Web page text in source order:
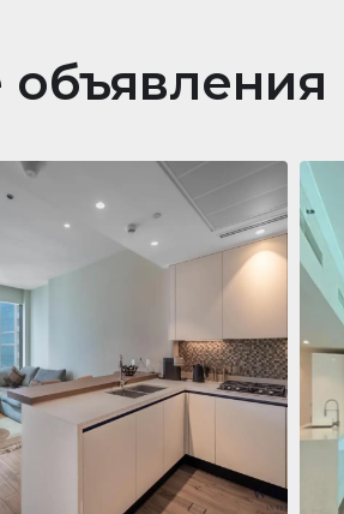
688 011 $
Living Marina Gate
Living Marina Gate, Marina
Marina, Dubai